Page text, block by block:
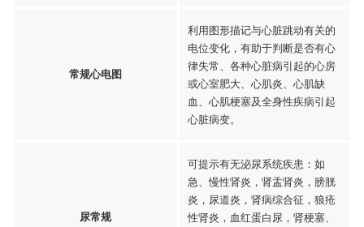
常规心电图
利用图形描记与心脏跳动有关的
电位变化，有助于判断是否有心
律失常、各种心脏病引起的心房
或心室肥大、心肌炎、心肌缺
血、心肌梗塞及全身性疾病引起
心脏病变。
尿常规
可提示有无泌尿系统疾患：如
急、慢性肾炎，肾盂肾炎，膀胱
炎，尿道炎，肾病综合征，狼疮
性肾炎，血红蛋白尿，肾梗塞、